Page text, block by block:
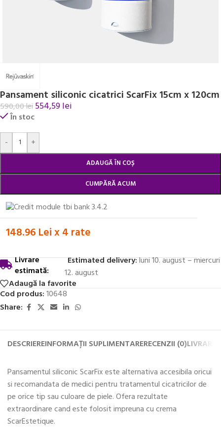
Pansament siliconic cicatrici ScarFix 15cm x 120cm
590,00lei554,59lei
În stoc
-
+
ADAUGĂ ÎN COȘ
CUMPĂRĂ ACUM
148.96 Lei x 4 rate
Alternative:
Livrare
estimată:
Estimated delivery:luni 10. august – miercuri
12. august
Adaugă la favorite
Cod produs:10648
Share:
DESCRIEREINFORMAȚII SUPLIMENTARERECENZII (0)LIVRARE
Pansamentul siliconic ScarFix este alternativa accesibila oricui
si recomandata de medici pentru tratamentul cicatricilor de
pe orice tip sau culoare de piele. Ofera rezultate
extraordinare cand este folosit impreuna cu crema
ScarEstetique.